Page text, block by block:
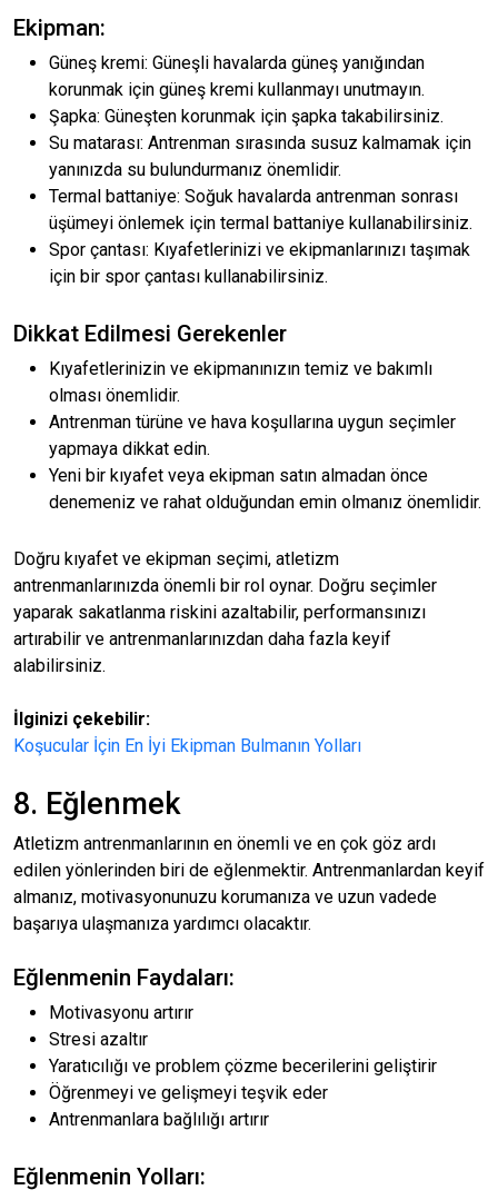
Ekipman:
Güneş kremi: Güneşli havalarda güneş yanığından
korunmak için güneş kremi kullanmayı unutmayın.
Şapka: Güneşten korunmak için şapka takabilirsiniz.
Su matarası: Antrenman sırasında susuz kalmamak için
yanınızda su bulundurmanız önemlidir.
Termal battaniye: Soğuk havalarda antrenman sonrası
üşümeyi önlemek için termal battaniye kullanabilirsiniz.
Spor çantası: Kıyafetlerinizi ve ekipmanlarınızı taşımak
için bir spor çantası kullanabilirsiniz.
Dikkat Edilmesi Gerekenler
Kıyafetlerinizin ve ekipmanınızın temiz ve bakımlı
olması önemlidir.
Antrenman türüne ve hava koşullarına uygun seçimler
yapmaya dikkat edin.
Yeni bir kıyafet veya ekipman satın almadan önce
denemeniz ve rahat olduğundan emin olmanız önemlidir.
Doğru kıyafet ve ekipman seçimi, atletizm
antrenmanlarınızda önemli bir rol oynar. Doğru seçimler
yaparak sakatlanma riskini azaltabilir, performansınızı
artırabilir ve antrenmanlarınızdan daha fazla keyif
alabilirsiniz.
İlginizi çekebilir:
Koşucular İçin En İyi Ekipman Bulmanın Yolları
8. Eğlenmek
Atletizm antrenmanlarının en önemli ve en çok göz ardı
edilen yönlerinden biri de eğlenmektir. Antrenmanlardan keyif
almanız, motivasyonunuzu korumanıza ve uzun vadede
başarıya ulaşmanıza yardımcı olacaktır.
Eğlenmenin Faydaları:
Motivasyonu artırır
Stresi azaltır
Yaratıcılığı ve problem çözme becerilerini geliştirir
Öğrenmeyi ve gelişmeyi teşvik eder
Antrenmanlara bağlılığı artırır
Eğlenmenin Yolları: